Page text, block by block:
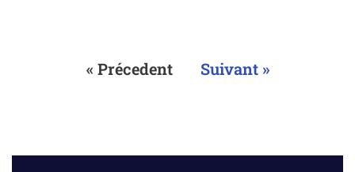
« Précedent Suivant »